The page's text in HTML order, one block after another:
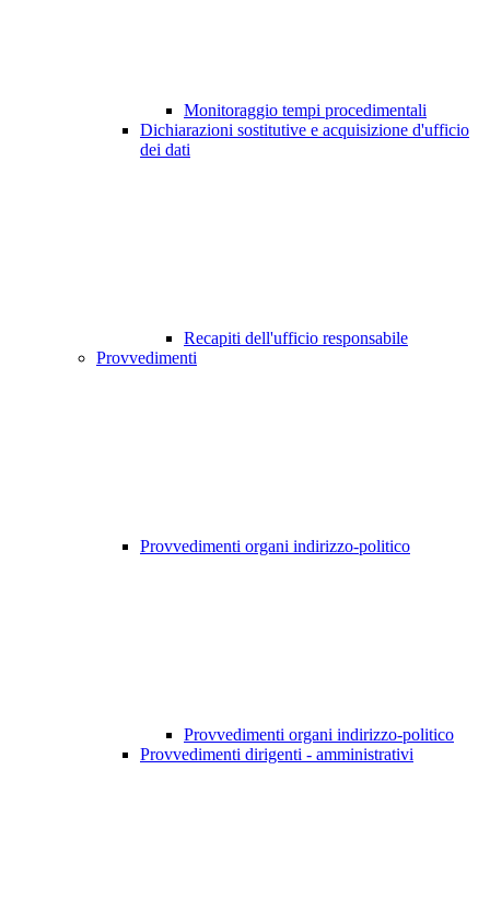
Monitoraggio tempi procedimentali
Dichiarazioni sostitutive e acquisizione d'ufficio
dei dati
Recapiti dell'ufficio responsabile
Provvedimenti
Provvedimenti organi indirizzo-politico
Provvedimenti organi indirizzo-politico
Provvedimenti dirigenti - amministrativi